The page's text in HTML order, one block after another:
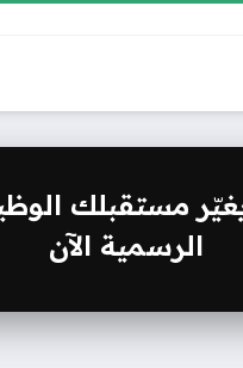
مستقبلك
الرسمية الآن